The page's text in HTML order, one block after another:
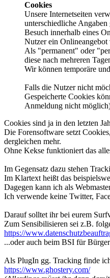
Cookies
Unsere Internetseiten
unterschiedliche
Besuch innerhalb eines
Nutzer ein Onlineangebot
Als "permanent" oder
diese nach mehreren
Wir können temporäre
Falls die Nutzer nicht
Gespeicherte Cookies
Anmeldung nicht
Cookies sind ja in den letzten
Die Forensoftware setzt
dergleichen mehr.
Ohne Kekse funktioniert das
Im Gegensatz dazu stehen
Im Klartext heißt das
Dagegen kann ich als
Ich verwende keine Twitter,
Darauf solltet ihr bei eurem
Zum Sensibilisieren sei z.B.
https://
...oder auch beim BSI für
Als PlugIn gg. Tracking finde
https://www.ghostery.com/